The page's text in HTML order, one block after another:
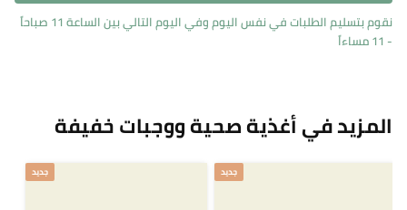
نقوم بتسليم الطلبات في نفس اليوم وفي اليوم التالي بين الساعة 11 صباحاً
- 11 مساءاً
المزيد في أغذية صحية ووجبات خفيفة
جديد جديد